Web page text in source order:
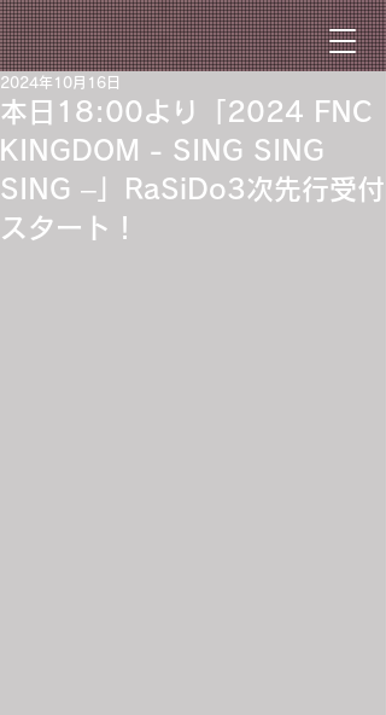
本日18:00より「2024 FNC
KINGDOM - SING SING
SING –」RaSiDo3次先行受付
スタート！
2024年10月16日